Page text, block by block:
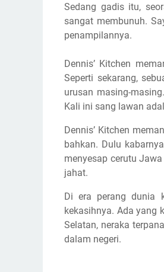
Sedang gadis itu,
sangat membunuh.
penampilannya.
Dennis’ Kitchen
Seperti sekarang,
urusan masing-
Kali ini sang lawan
Dennis’ Kitchen
bahkan. Dulu
menyesap cerutu
jahat.
Di era perang dunia
kekasihnya. Ada yang
Selatan, neraka
dalam negeri.